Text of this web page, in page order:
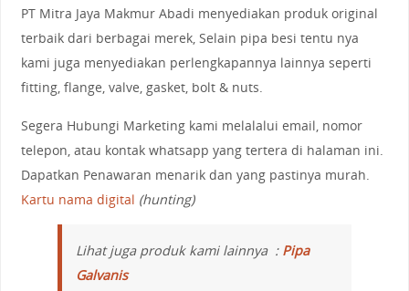
PT Mitra Jaya Makmur Abadi menyediakan produk original
terbaik dari berbagai merek, Selain pipa besi tentu nya
kami juga menyediakan perlengkapannya lainnya seperti
fitting, flange, valve, gasket, bolt & nuts.
Segera Hubungi Marketing kami melalalui email, nomor
telepon, atau kontak whatsapp yang tertera di halaman ini.
Dapatkan Penawaran menarik dan yang pastinya murah.
Kartu nama digital (hunting)
Lihat juga produk kami lainnya : Pipa
Galvanis